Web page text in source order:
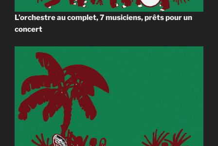
L’orchestre au complet, 7 musiciens, prêts pour un
concert